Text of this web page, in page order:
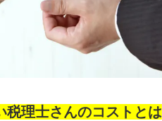
税理士さんのコストとは